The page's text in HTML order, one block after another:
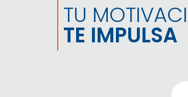
TU
TE IMPULSA